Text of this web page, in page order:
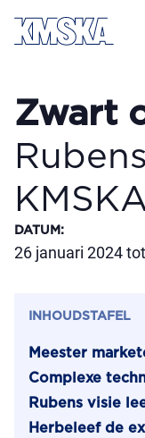
Ga naar
Zwart
DATUM :
26 januari 2024
INHOUDSTAFEL
Meester
Complexe
Rubens visie
Herbeleef de